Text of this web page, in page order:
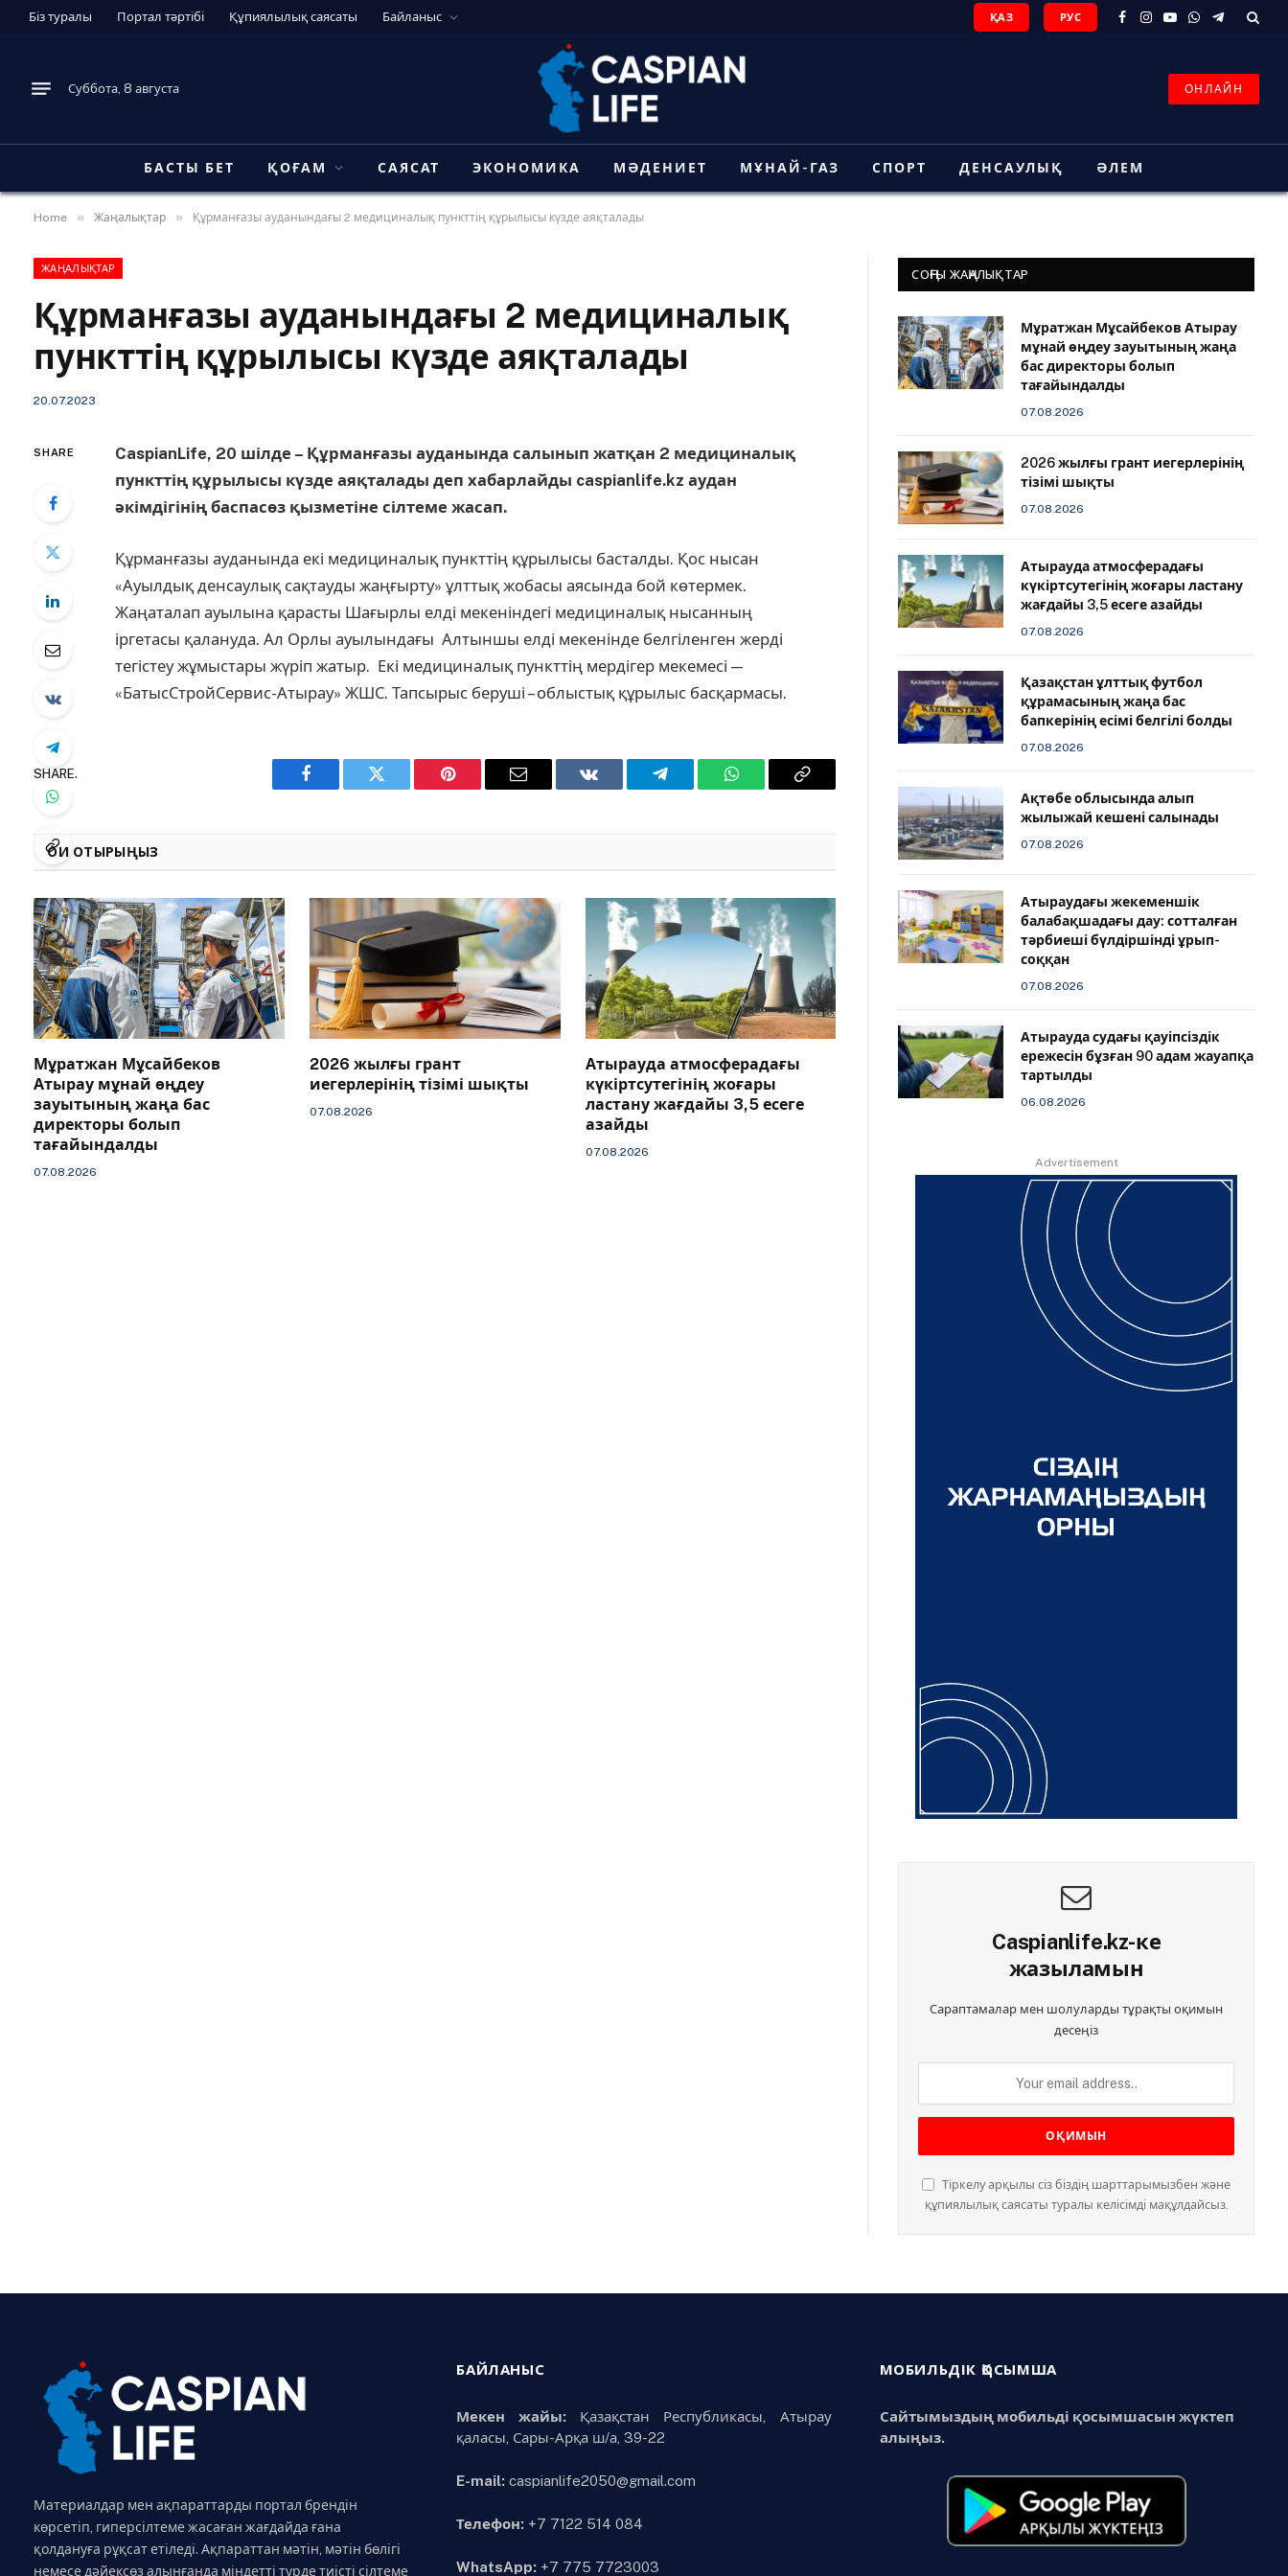
Біз туралы Портал тәртібі Құпиялылық саясаты Байланыс ҚАЗ РУС
Facebook
Instagram
YouTube
WhatsApp
Telegram
Суббота, 8 августа ОНЛАЙН
БАСТЫ БЕТ ҚОҒАМ САЯСАТ ЭКОНОМИКА МӘДЕНИЕТ МҰНАЙ-ГАЗ СПОРТ ДЕНСАУЛЫҚ ӘЛЕМ
Home » Жаңалықтар » Құрманғазы ауданындағы 2 медициналық пункттің құрылысы күзде аяқталады
ЖАҢАЛЫҚТАР
Құрманғазы ауданындағы 2 медициналық
пункттің құрылысы күзде аяқталады
20.07.2023
SHARE
CaspianLife, 20 шілде – Құрманғазы ауданында салынып жатқан 2 медициналық
пункттің құрылысы күзде аяқталады деп хабарлайды caspianlife.kz аудан
әкімдігінің баспасөз қызметіне сілтеме жасап.
Құрманғазы ауданында екі медициналық пункттің құрылысы басталды. Қос нысан
«Ауылдық денсаулық сақтауды жаңғырту» ұлттық жобасы аясында бой көтермек.
Жаңаталап ауылына қарасты Шағырлы елді мекеніндегі медициналық нысанның
іргетасы қалануда. Ал Орлы ауылындағы Алтыншы елді мекенінде белгіленген жерді
тегістеу жұмыстары жүріп жатыр. Екі медициналық пункттің мердігер мекемесі —
«БатысСтройСервис-Атырау» ЖШС. Тапсырыс беруші – облыстық құрылыс басқармасы.
SHARE.
Facebook Twitter Pinterest Email VKontakteTelegram WhatsAppCopy
ОҚИ ОТЫРЫҢЫЗ
Мұратжан Мұсайбеков
Атырау мұнай өңдеу
зауытының жаңа бас
директоры болып
тағайындалды
07.08.2026
2026 жылғы грант
иегерлерінің тізімі шықты
07.08.2026
Атырауда атмосферадағы
күкіртсутегінің жоғары
ластану жағдайы 3,5 есеге
азайды
07.08.2026
СОҢҒЫ ЖАҢАЛЫҚТАР
Мұратжан Мұсайбеков Атырау
мұнай өңдеу зауытының жаңа
бас директоры болып
тағайындалды
07.08.2026
2026 жылғы грант иегерлерінің
тізімі шықты
07.08.2026
Атырауда атмосферадағы
күкіртсутегінің жоғары ластану
жағдайы 3,5 есеге азайды
07.08.2026
Қазақстан ұлттық футбол
құрамасының жаңа бас
бапкерінің есімі белгілі болды
07.08.2026
Ақтөбе облысында алып
жылыжай кешені салынады
07.08.2026
Атыраудағы жекеменшік
балабақшадағы дау: сотталған
тәрбиеші бүлдіршінді ұрып-
соққан
07.08.2026
Атырауда судағы қауіпсіздік
ережесін бұзған 90 адам жауапқа
тартылды
06.08.2026
Advertisement
Caspianlife.kz-ке
жазыламын
Сараптамалар мен шолуларды тұрақты оқимын
десеңіз
Тіркелу арқылы сіз біздің шарттарымызбен және
құпиялылық саясаты туралы келісімді мақұлдайсыз.
Материалдар мен ақпараттарды портал брендін
көрсетіп, гиперсілтеме жасаған жағдайда ғана
қолдануға рұқсат етіледі. Ақпараттан мәтін, мәтін бөлігі
немесе дәйексөз алынғанда міндетті түрде тиісті сілтеме
БАЙЛАНЫС
Мекен жайы:Қазақстан Республикасы, Атырау
қаласы, Сары-Арқа ш/а, 39-22
E-mail: caspianlife2050@gmail.com
Телефон: +7 7122 514 084
WhatsApp: +7 775 7723003
МОБИЛЬДІК ҚОСЫМША
Сайтымыздың мобильді қосымшасын жүктеп
алыңыз.